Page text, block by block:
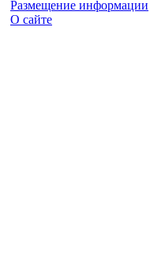
Размещение информации
О сайте